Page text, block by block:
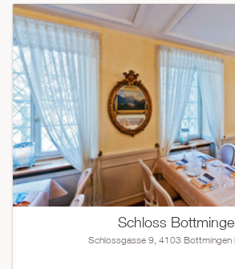
Schloss
Schlossgasse 9, 4103 Bottmingen